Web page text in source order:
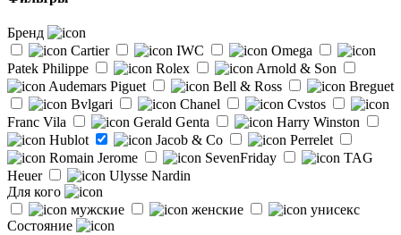
Бренд
Cartier
IWC
Omega
Patek Philippe
Rolex
Arnold & Son
Audemars Piguet
Bell & Ross
Breguet
Bvlgari
Chanel
Cvstos
Franc Vila
Gerald Genta
Harry Winston
Hublot
Jacob & Co
Perrelet
Romain Jerome
SevenFriday
TAG
Heuer
Ulysse Nardin
Для кого
мужские
женские
унисекс
Состояние